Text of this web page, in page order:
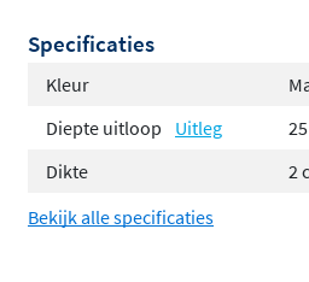
terechtkomt
Ideaal voor zowel kleine
Eenvoudig te vervangen
inbouwkraan te demonteren
Specificaties
Kleur
Diepte uitloop
Uitleg
Dikte
2
Bekijk alle specificaties